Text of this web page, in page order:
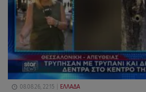
08.08.26, 22:15 ΕΛΛΑΔΑ